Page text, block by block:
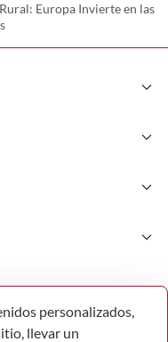
Europa Invierte en las
keyboard_arrow_down
keyboard_arrow_down
keyboard_arrow_down
keyboard_arrow_down
personalizados,
llevar un